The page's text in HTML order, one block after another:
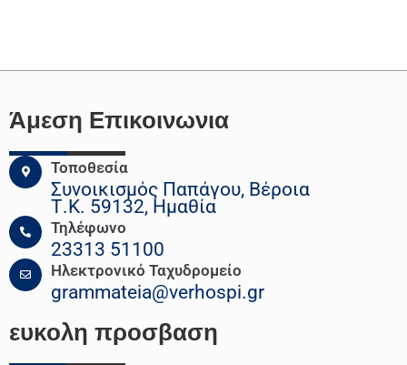
Άμεση Επικοινωνια
Τοποθεσία
Συνοικισμός Παπάγου, Βέροια
Τ.Κ. 59132, Ημαθία
Τηλέφωνο
23313 51100
Ηλεκτρονικό Ταχυδρομείο
grammateia@verhospi.gr
ευκολη προσβαση